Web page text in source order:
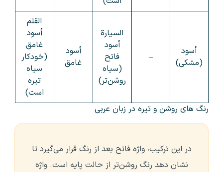
أسود
(مشکی)
–
السيارة
أسود
فاتح
(سیاه
روشن‌تر)
أسود
غامق
القلم
أسود
غامق
(خودکار
سیاه
تیره
است)
رنگ های روشن و تیره در زبان عربی
در این ترکیب، واژه فاتح بعد از رنگ قرار می‌گیرد تا
نشان دهد رنگ روشن‌تر از حالت پایه است. واژه